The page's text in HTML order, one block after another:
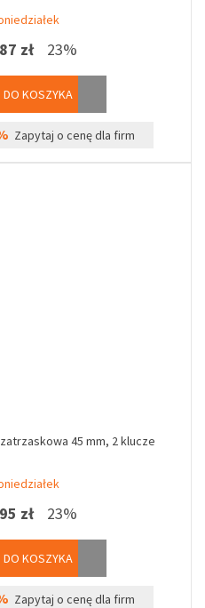
zł 23%
DO KOSZYKA
Zapytaj o cenę dla firm
zatrzaskowa 45 mm, 2 klucze
zł 23%
DO KOSZYKA
Zapytaj o cenę dla firm